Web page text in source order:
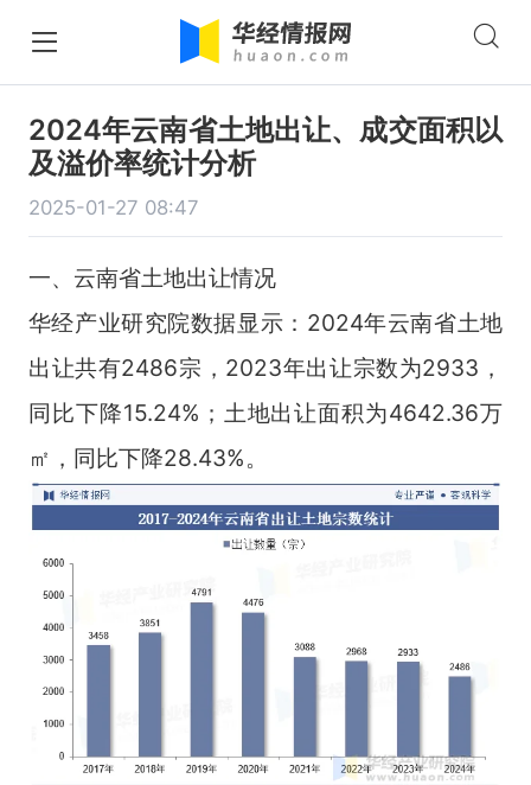
2024年云南省土地出让、成交面积以
及溢价率统计分析
2025-01-27 08:47
一、云南省土地出让情况
华经产业研究院数据显示：2024年云南省土地
出让共有2486宗，2023年出让宗数为2933，
同比下降15.24%；土地出让面积为4642.36万
㎡，同比下降28.43%。